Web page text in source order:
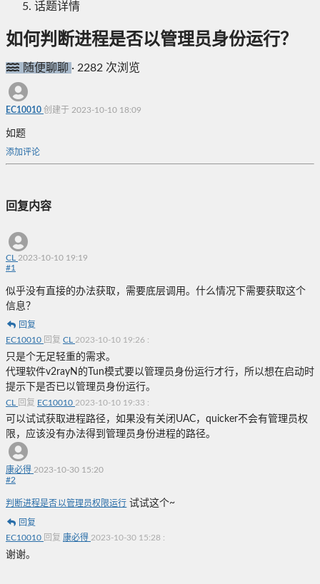
话题详情
如何判断进程是否以管理员身份运行？
随便聊聊 · 2282 次浏览
EC10010 创建于 2023-10-10 18:09
如题
添加评论
回复内容
CL 2023-10-10 19:19
#1
似乎没有直接的办法获取，需要底层调用。什么情况下需要获取这个
信息？
回复
EC10010 回复 CL 2023-10-10 19:26 :
只是个无足轻重的需求。
代理软件v2rayN的Tun模式要以管理员身份运行才行，所以想在启动时
提示下是否已以管理员身份运行。
CL 回复 EC10010 2023-10-10 19:33 :
可以试试获取进程路径，如果没有关闭UAC，quicker不会有管理员权
限，应该没有办法得到管理员身份进程的路径。
康必得 2023-10-30 15:20
#2
判断进程是否以管理员权限运行 试试这个~
回复
EC10010 回复 康必得 2023-10-30 15:28 :
谢谢。